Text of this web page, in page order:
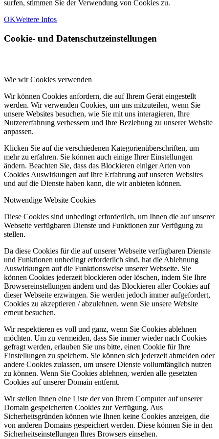
surfen, stimmen Sie der Verwendung von Cookies zu.
OKWeitere Infos
Cookie- und Datenschutzeinstellungen
Wie wir Cookies verwenden
Wir können Cookies anfordern, die auf Ihrem Gerät eingestellt
werden. Wir verwenden Cookies, um uns mitzuteilen, wenn Sie
unsere Websites besuchen, wie Sie mit uns interagieren, Ihre
Nutzererfahrung verbessern und Ihre Beziehung zu unserer Website
anpassen.
Klicken Sie auf die verschiedenen Kategorienüberschriften, um
mehr zu erfahren. Sie können auch einige Ihrer Einstellungen
ändern. Beachten Sie, dass das Blockieren einiger Arten von
Cookies Auswirkungen auf Ihre Erfahrung auf unseren Websites
und auf die Dienste haben kann, die wir anbieten können.
Notwendige Website Cookies
Diese Cookies sind unbedingt erforderlich, um Ihnen die auf unserer
Webseite verfügbaren Dienste und Funktionen zur Verfügung zu
stellen.
Da diese Cookies für die auf unserer Webseite verfügbaren Dienste
und Funktionen unbedingt erforderlich sind, hat die Ablehnung
Auswirkungen auf die Funktionsweise unserer Webseite. Sie
können Cookies jederzeit blockieren oder löschen, indem Sie Ihre
Browsereinstellungen ändern und das Blockieren aller Cookies auf
dieser Webseite erzwingen. Sie werden jedoch immer aufgefordert,
Cookies zu akzeptieren / abzulehnen, wenn Sie unsere Website
erneut besuchen.
Wir respektieren es voll und ganz, wenn Sie Cookies ablehnen
möchten. Um zu vermeiden, dass Sie immer wieder nach Cookies
gefragt werden, erlauben Sie uns bitte, einen Cookie für Ihre
Einstellungen zu speichern. Sie können sich jederzeit abmelden oder
andere Cookies zulassen, um unsere Dienste vollumfänglich nutzen
zu können. Wenn Sie Cookies ablehnen, werden alle gesetzten
Cookies auf unserer Domain entfernt.
Wir stellen Ihnen eine Liste der von Ihrem Computer auf unserer
Domain gespeicherten Cookies zur Verfügung. Aus
Sicherheitsgründen können wie Ihnen keine Cookies anzeigen, die
von anderen Domains gespeichert werden. Diese können Sie in den
Sicherheitseinstellungen Ihres Browsers einsehen.